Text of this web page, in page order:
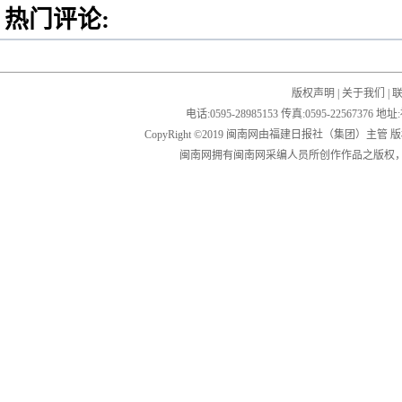
热门评论:
版权声明 关于我们
电话:0595-28985153 传真:0595-22567376 地
CopyRight ©2019 闽南网由福建日报社（集团）主管
闽南网拥有闽南网采编人员所创作作品之版